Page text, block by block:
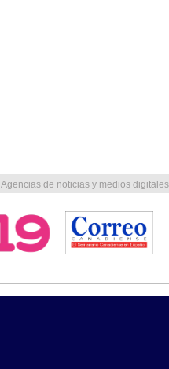
Agencias de noticias y medios digitales